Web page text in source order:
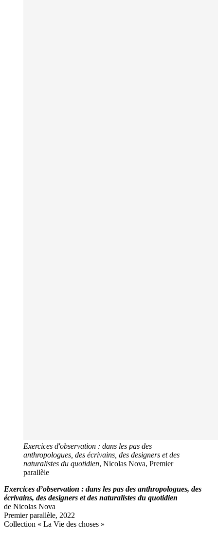
Exercices d'observation : dans les pas des
anthropologues, des écrivains, des designers et des
naturalistes du quotidien, Nicolas Nova, Premier
parallèle
Exercices d’observation : dans les pas des anthropologues, des
écrivains, des designers et des naturalistes du quotidien
de Nicolas Nova
Premier parallèle, 2022
Collection « La Vie des choses »